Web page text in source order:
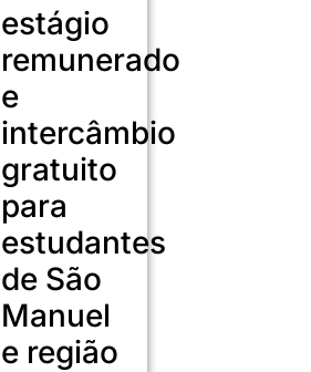
estágio
remunerado
e
intercâmbio
gratuito
para
estudantes
de São
Manuel
e região